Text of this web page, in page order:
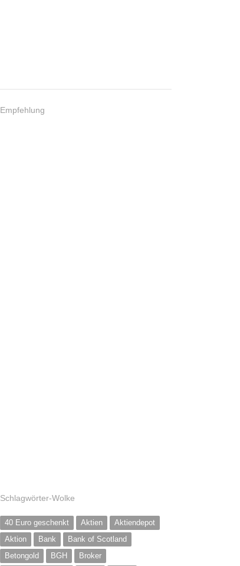
Empfehlung
Schlagwörter-Wolke
40 Euro geschenkt Aktien
Aktiendepot
Aktion
Bank
Bank of Scotland
Betongold
BGH
Broker